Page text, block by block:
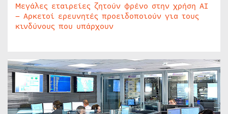
Μεγάλες εταιρείες ζητούν φρένο στην χρήση AI
– Αρκετοί ερευνητές προειδοποιούν για τους
κινδύνους που υπάρχουν